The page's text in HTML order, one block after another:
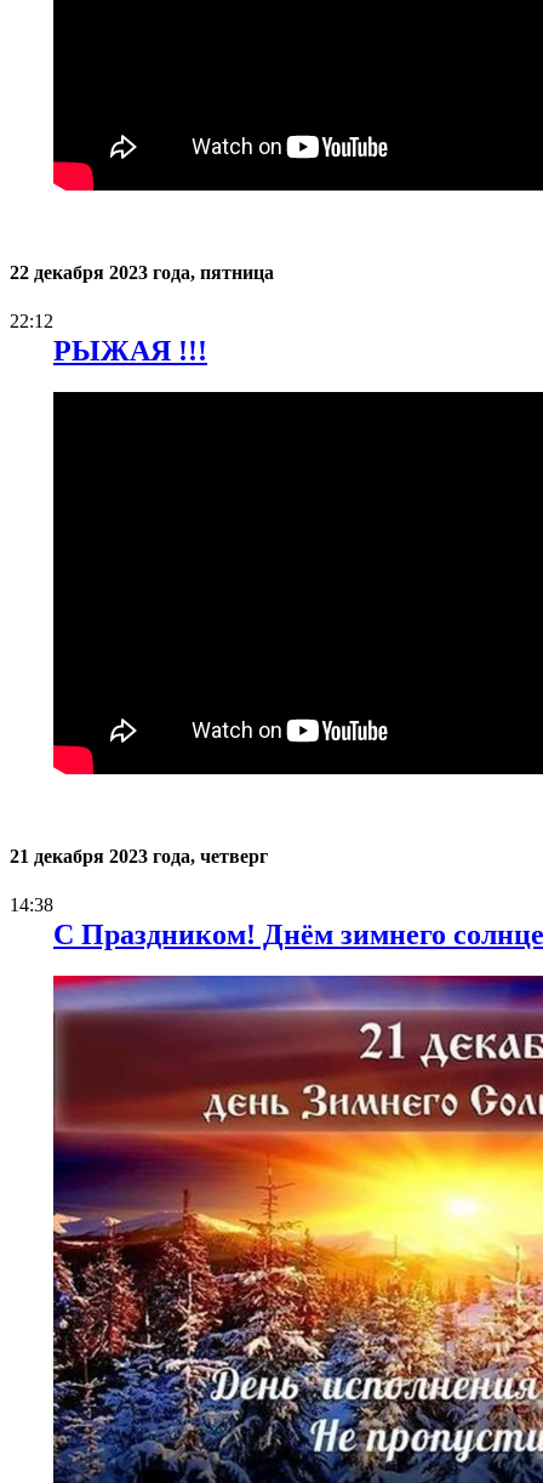
22 декабря 2023 года, пятница
22:12
РЫЖАЯ !!!
21 декабря 2023 года, четверг
14:38
С Праздником! Днём зимнего